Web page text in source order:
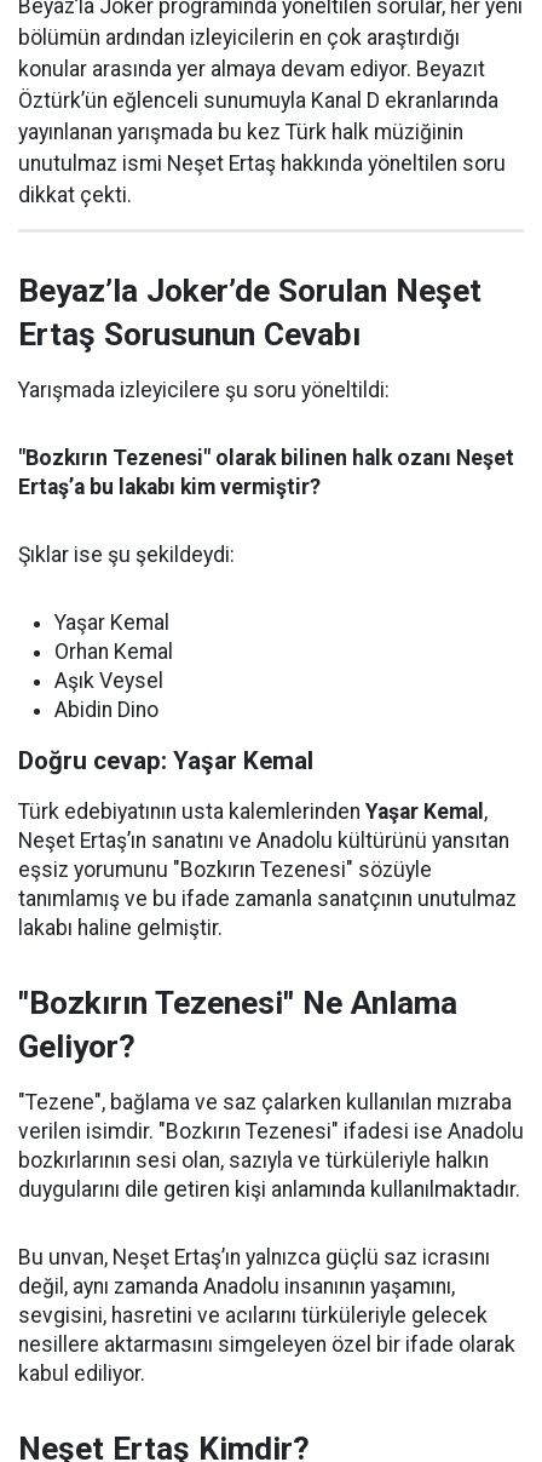
Beyaz’la Joker programında yöneltilen sorular, her yeni
bölümün ardından izleyicilerin en çok araştırdığı
konular arasında yer almaya devam ediyor. Beyazıt
Öztürk’ün eğlenceli sunumuyla Kanal D ekranlarında
yayınlanan yarışmada bu kez Türk halk müziğinin
unutulmaz ismi Neşet Ertaş hakkında yöneltilen soru
dikkat çekti.
Beyaz’la Joker’de Sorulan Neşet
Ertaş Sorusunun Cevabı
Yarışmada izleyicilere şu soru yöneltildi:
"Bozkırın Tezenesi" olarak bilinen halk ozanı Neşet
Ertaş’a bu lakabı kim vermiştir?
Şıklar ise şu şekildeydi:
Yaşar Kemal
Orhan Kemal
Aşık Veysel
Abidin Dino
Doğru cevap: Yaşar Kemal
Türk edebiyatının usta kalemlerinden Yaşar Kemal ,
Neşet Ertaş’ın sanatını ve Anadolu kültürünü yansıtan
eşsiz yorumunu "Bozkırın Tezenesi" sözüyle
tanımlamış ve bu ifade zamanla sanatçının unutulmaz
lakabı haline gelmiştir.
"Bozkırın Tezenesi" Ne Anlama
Geliyor?
"Tezene", bağlama ve saz çalarken kullanılan mızraba
verilen isimdir. "Bozkırın Tezenesi" ifadesi ise Anadolu
bozkırlarının sesi olan, sazıyla ve türküleriyle halkın
duygularını dile getiren kişi anlamında kullanılmaktadır.
Bu unvan, Neşet Ertaş’ın yalnızca güçlü saz icrasını
değil, aynı zamanda Anadolu insanının yaşamını,
sevgisini, hasretini ve acılarını türküleriyle gelecek
nesillere aktarmasını simgeleyen özel bir ifade olarak
kabul ediliyor.
Neşet Ertaş Kimdir?